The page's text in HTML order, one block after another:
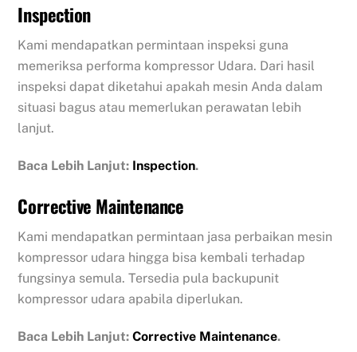
Inspection
Kami mendapatkan permintaan inspeksi guna
memeriksa performa kompressor Udara. Dari hasil
inspeksi dapat diketahui apakah mesin Anda dalam
situasi bagus atau memerlukan perawatan lebih
lanjut.
Baca Lebih Lanjut: Inspection.
Corrective Maintenance
Kami mendapatkan permintaan jasa perbaikan mesin
kompressor udara hingga bisa kembali terhadap
fungsinya semula. Tersedia pula backupunit
kompressor udara apabila diperlukan.
Baca Lebih Lanjut:Corrective Maintenance.